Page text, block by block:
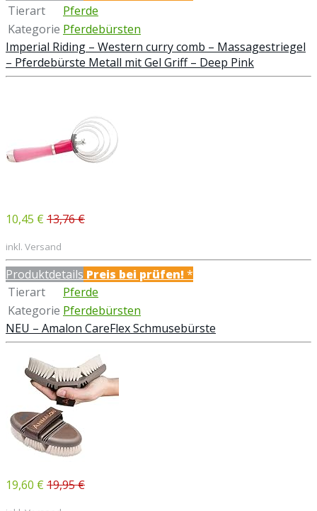
Tierart
Pferde
Kategorie Pferdebürsten
Imperial Riding – Western curry comb – Massagestriegel
– Pferdebürste Metall mit Gel Griff – Deep Pink
10,45 € 13,76 €
inkl. Versand
Produktdetails Preis bei prüfen!*
Tierart
Pferde
Kategorie Pferdebürsten
NEU – Amalon CareFlex Schmusebürste
19,60 € 19,95 €